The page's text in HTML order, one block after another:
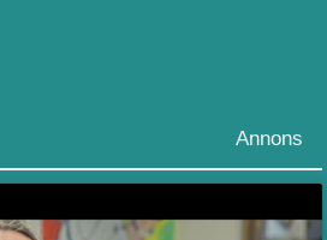
Annons